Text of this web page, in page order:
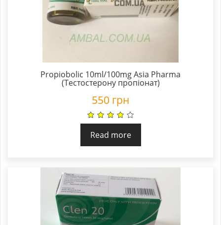
Propiobolic 10ml/100mg Asia Pharma
(Тестостерону пропіонат)
550 грн
Read more